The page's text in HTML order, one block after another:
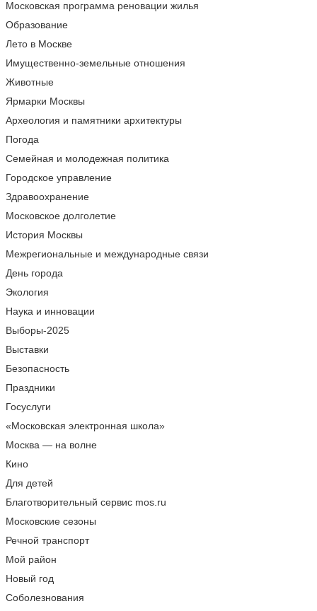
Московская программа реновации жилья
Образование
Лето в Москве
Имущественно-земельные отношения
Животные
Ярмарки Москвы
Археология и памятники архитектуры
Погода
Семейная и молодежная политика
Городское управление
Здравоохранение
Московское долголетие
История Москвы
Межрегиональные и международные связи
День города
Экология
Наука и инновации
Выборы-2025
Выставки
Безопасность
Праздники
Госуслуги
«Московская электронная школа»
Москва — на волне
Кино
Для детей
Благотворительный сервис mos.ru
Московские сезоны
Речной транспорт
Мой район
Новый год
Соболезнования